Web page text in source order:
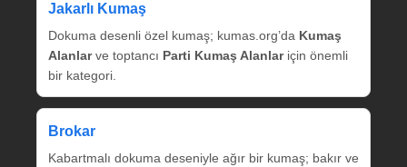
Jakarlı Kumaş
Dokuma desenli özel kumaş; kumas.org’da Kumaş
Alanlarve toptancı Parti Kumaş Alanlariçin önemli
bir kategori.
Brokar
Kabartmalı dokuma deseniyle ağır bir kumaş; bakır ve